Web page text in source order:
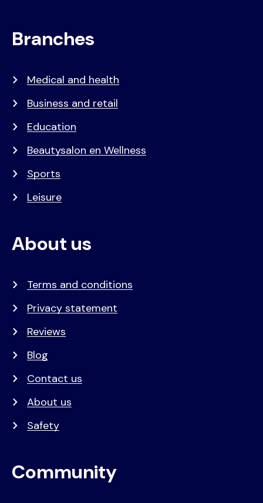
Branches
Medical and health
Business and retail
Education
Beautysalon en Wellness
Sports
Leisure
About us
Terms and conditions
Privacy statement
Reviews
Blog
Contact us
About us
Safety
Community